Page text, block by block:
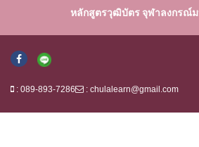
หลักสูตรวุฒิบัตร จุฬาลงกรณ์
: 089-893-7286 : chulalearn@gmail.com